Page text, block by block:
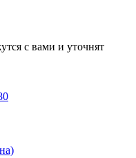
с вами и уточнят